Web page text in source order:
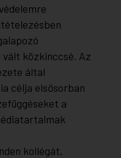
közkinccsé. Az
által
célja elsősorban
a
kollégát,